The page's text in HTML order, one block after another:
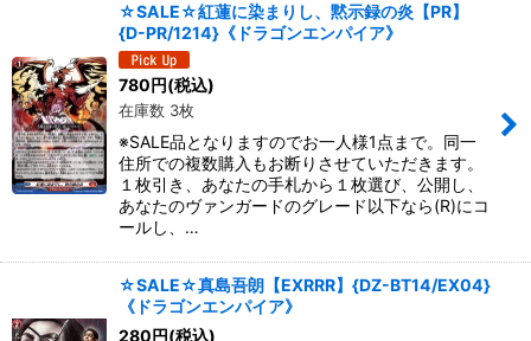
☆SALE☆紅蓮に染まりし、黙示録の炎【PR】
{D-PR/1214}《ドラゴンエンパイア》
780円(税込)
在庫数 3枚
※SALE品となりますのでお一人様1点まで。同一
住所での複数購入もお断りさせていただきます。
１枚引き、あなたの手札から１枚選び、公開し、
あなたのヴァンガードのグレード以下なら(R)にコ
ールし、…
☆SALE☆真島吾朗【EXRRR】{DZ-BT14/EX04}
《ドラゴンエンパイア》
280円(税込)